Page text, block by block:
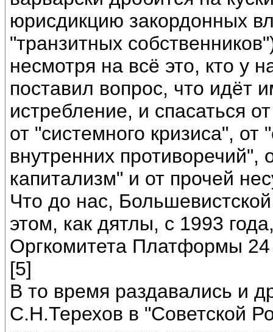
юрисдикцию закордонных
"транзитных
несмотря на всё это, кто у
поставил вопрос, что идёт
истребление, и спасаться
от "системного кризиса",
внутренних противоречий",
капитализм" и от прочей
Что до нас,
этом, как дятлы, с 1993
Оргкомитета Платформы
[5]
В то время раздавались и
С.Н.Терехов в "Советской